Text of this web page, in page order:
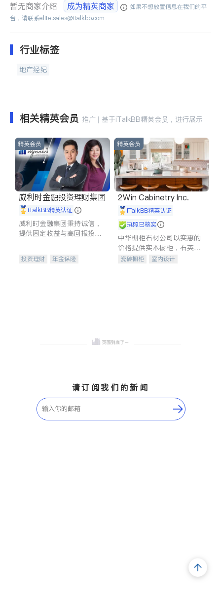
暂无商家介绍 成为精英商家
如果不想放置信息在我们的平
台，请联系elite.sales@italkbb.com
行业标签
地产经纪
相关精英会员 推广 | 基于iTalkBB精英会员，进行展示
精英会员
威利时金融投资理财集团
iTalkBB精英认证
威利时金融集团秉持诚信，
提供固定收益与高回报投资
合，助力客户实现目标
投资理财
年金保险
精英会员
2Win Cabinetry Inc.
iTalkBB精英认证
执照已核实
中华橱柜石材公司以实惠的
价格提供实木橱柜，石英石
台面，多种优质不锈钢水
瓷砖橱柜
室内设计
请订阅我们的新闻